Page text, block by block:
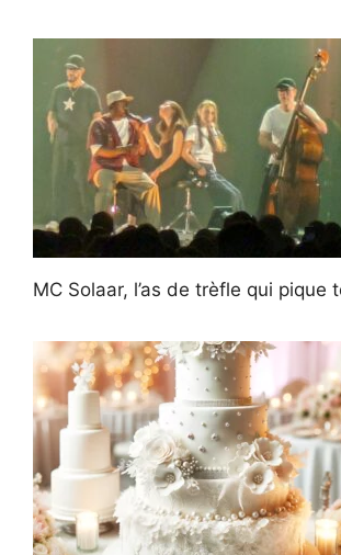
MC Solaar, l’as de trèfle qui pique